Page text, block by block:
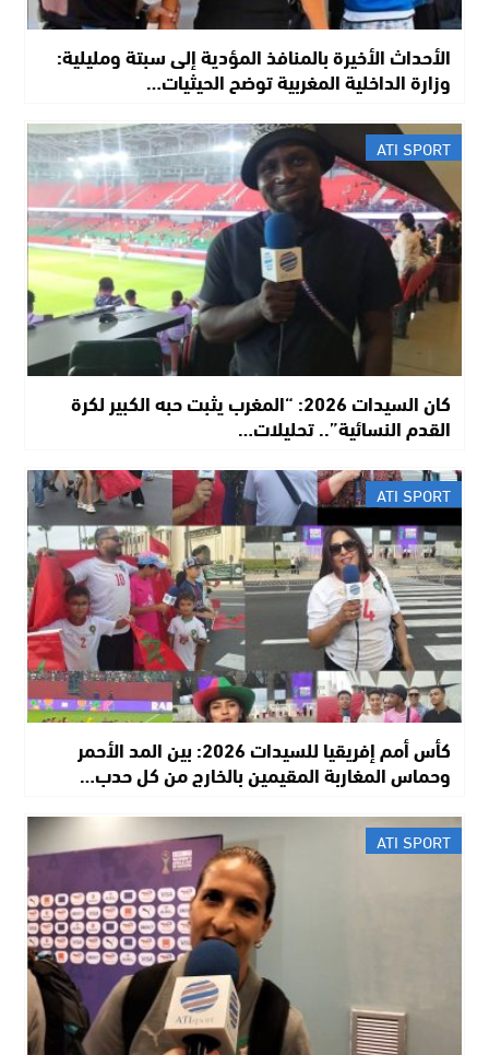
الأحداث الأخيرة بالمنافذ المؤدية إلى سبتة ومليلية:
وزارة الداخلية المغربية توضح الحيثيات…
ATI SPORT
​كان السيدات 2026: “المغرب يثبت حبه الكبير لكرة
القدم النسائية”.. تحليلات…
ATI SPORT
كأس أمم إفريقيا للسيدات 2026: بين المد الأحمر
وحماس المغاربة المقيمين بالخارج من كل حدب…
ATI SPORT